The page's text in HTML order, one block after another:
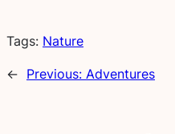
Tags: Nature
← Previous: Adventures